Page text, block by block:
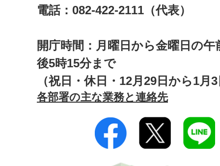
電話：082-422-2111（代表）
開庁時間：月曜日から金曜日の午
後5時15分まで
（祝日・休日・12月29日から1月
各部署の主な業務と連絡先